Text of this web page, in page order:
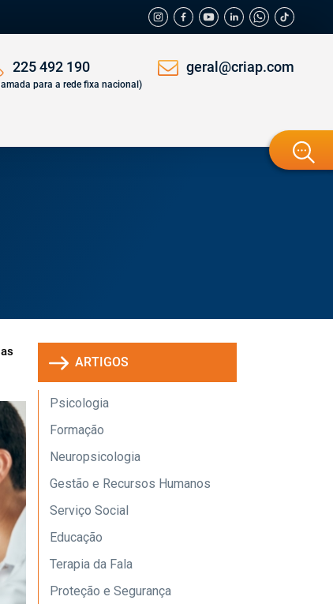
225 492 190
para a rede fixa nacional)
geral@criap.com
ARTIGOS
Psicologia
Formação
Neuropsicologia
Gestão e Recursos Humanos
Serviço Social
Educação
Terapia da Fala
Proteção e Segurança